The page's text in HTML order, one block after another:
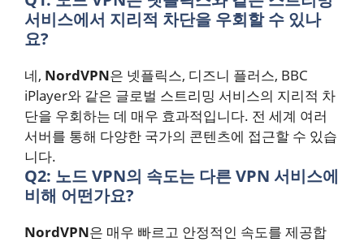
서비스에서 지리적 차단을 우회할 수 있나
요?
네, NordVPN은 넷플릭스, 디즈니 플러스, BBC
iPlayer와 같은 글로벌 스트리밍 서비스의 지리적 차
단을 우회하는 데 매우 효과적입니다. 전 세계 여러
서버를 통해 다양한 국가의 콘텐츠에 접근할 수 있습
니다.
Q2: 노드 VPN의 속도는 다른 VPN 서비스에
비해 어떤가요?
NordVPN은 매우 빠르고 안정적인 속도를 제공합